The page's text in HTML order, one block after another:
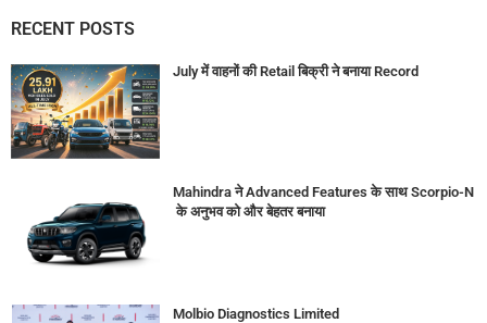
RECENT POSTS
July में वाहनों की Retail बिक्री ने बनाया Record
Mahindra ने Advanced Features के साथ Scorpio-N
के अनुभव को और बेहतर बनाया
Molbio Diagnostics Limited